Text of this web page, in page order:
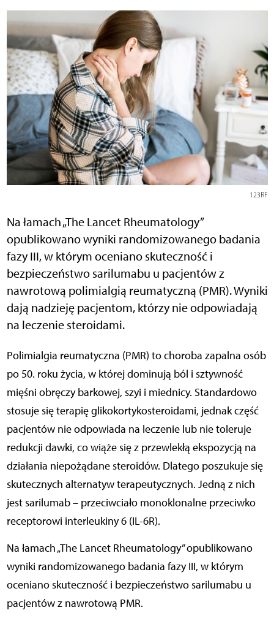
123RF
Na łamach „The Lancet Rheumatology”
opublikowano wyniki randomizowanego badania
fazy III, w którym oceniano skuteczność i
bezpieczeństwo sarilumabu u pacjentów z
nawrotową polimialgią reumatyczną (PMR). Wyniki
dają nadzieję pacjentom, którzy nie odpowiadają
na leczenie steroidami.
Polimialgia reumatyczna (PMR) to choroba zapalna osób
po 50. roku życia, w której dominują ból i sztywność
mięśni obręczy barkowej, szyi i miednicy. Standardowo
stosuje się terapię glikokortykosteroidami, jednak część
pacjentów nie odpowiada na leczenie lub nie toleruje
redukcji dawki, co wiąże się z przewlekłą ekspozycją na
działania niepożądane steroidów. Dlatego poszukuje się
skutecznych alternatyw terapeutycznych. Jedną z nich
jest sarilumab – przeciwciało monoklonalne przeciwko
receptorowi interleukiny 6 (IL-6R).
Na łamach „The Lancet Rheumatology” opublikowano
wyniki randomizowanego badania fazy III, w którym
oceniano skuteczność i bezpieczeństwo sarilumabu u
pacjentów z nawrotową PMR.